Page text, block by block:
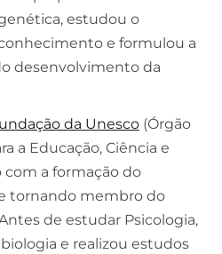
estudou o
e formulou a
desenvolvimento da
da Unesco (Órgão
a Educação, Ciência e
a formação do
tornando membro do
de estudar Psicologia,
e realizou estudos